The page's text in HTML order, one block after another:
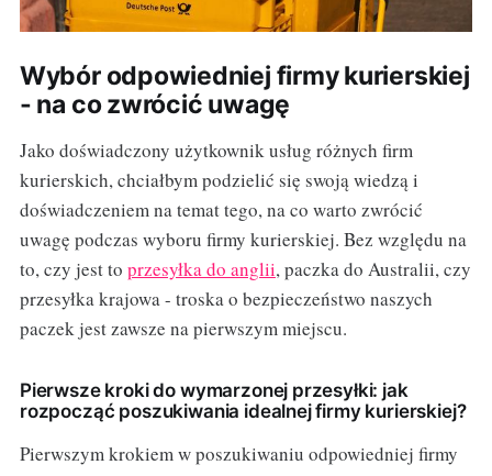
Wybór odpowiedniej firmy kurierskiej
- na co zwrócić uwagę
Jako doświadczony użytkownik usług różnych firm
kurierskich, chciałbym podzielić się swoją wiedzą i
doświadczeniem na temat tego, na co warto zwrócić
uwagę podczas wyboru firmy kurierskiej. Bez względu na
to, czy jest to przesyłka do anglii, paczka do Australii, czy
przesyłka krajowa - troska o bezpieczeństwo naszych
paczek jest zawsze na pierwszym miejscu.
Pierwsze kroki do wymarzonej przesyłki: jak
rozpocząć poszukiwania idealnej firmy kurierskiej?
Pierwszym krokiem w poszukiwaniu odpowiedniej firmy